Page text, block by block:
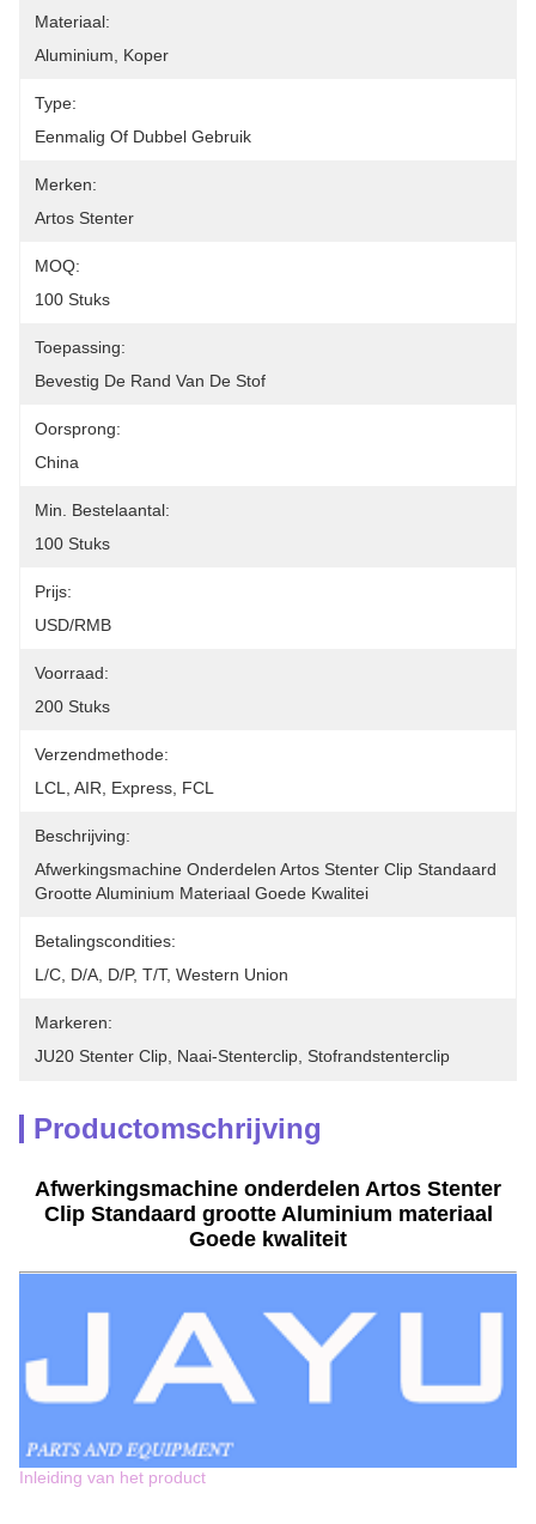
Materiaal:
Aluminium, Koper
Type:
Eenmalig Of Dubbel Gebruik
Merken:
Artos Stenter
MOQ:
100 Stuks
Toepassing:
Bevestig De Rand Van De Stof
Oorsprong:
China
Min. Bestelaantal:
100 Stuks
Prijs:
USD/RMB
Voorraad:
200 Stuks
Verzendmethode:
LCL, AIR, Express, FCL
Beschrijving:
Afwerkingsmachine Onderdelen Artos Stenter Clip Standaard
Grootte Aluminium Materiaal Goede Kwalitei
Betalingscondities:
L/C, D/A, D/P, T/T, Western Union
Markeren:
JU20 Stenter Clip Naai-Stenterclip Stofrandstenterclip
Productomschrijving
Afwerkingsmachine onderdelen Artos Stenter
Clip Standaard grootte Aluminium materiaal
Goede kwaliteit
Inleiding van het product